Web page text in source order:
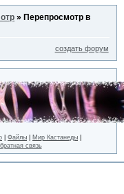
»Перепросмотр в
создать форум
Файлы Мир Кастанеды
связь